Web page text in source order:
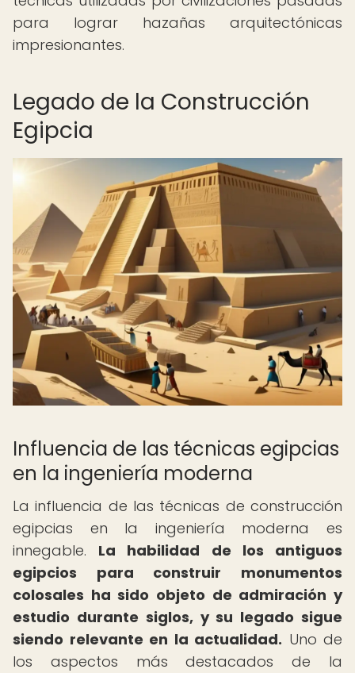
para lograr hazañas arquitectónicas
impresionantes.
Legado de la Construcción
Egipcia
Influencia de las técnicas egipcias
en la ingeniería moderna
La influencia de las técnicas de construcción
egipcias en la ingeniería moderna es
innegable. La habilidad de los antiguos
egipcios para construir monumentos
colosales ha sido objeto de admiración y
estudio durante siglos, y su legado sigue
siendo relevante en la actualidad. Uno de
los aspectos más destacados de la